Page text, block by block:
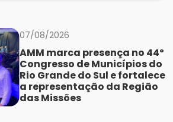
07/08/2026
AMM marca presença no 44º
Congresso de Municípios do
Rio Grande do Sul e fortalece
a representação da Região
das Missões